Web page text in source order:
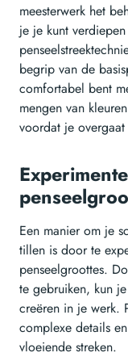
meesterwerk het
je je kunt
begrip van de
comfortabel bent
mengen van
voordat je
Een manier om je
tillen is door te
penseelgroottes.
te gebruiken, kun
creëren in je werk.
complexe details
vloeiende streken.